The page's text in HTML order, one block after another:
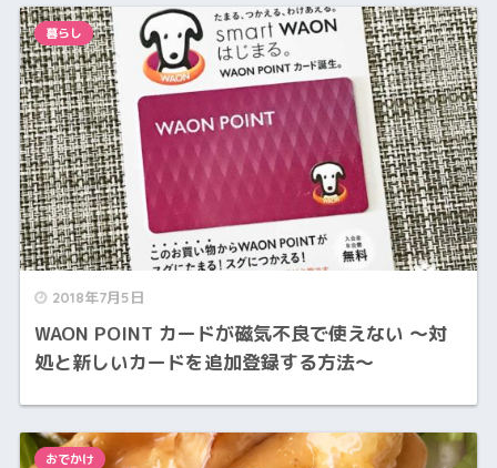
2018年7月5日
WAON POINT カードが磁気不良で使えない 〜対
処と新しいカードを追加登録する方法〜
暮らし
おでかけ